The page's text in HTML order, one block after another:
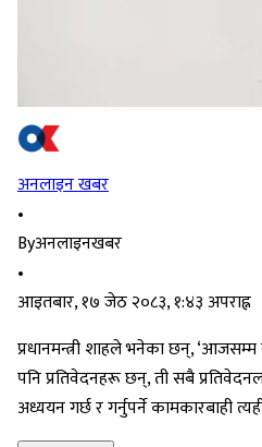
अनलाइन खबर
•
Byअनलाइनखबर
•
आइतबार, १७ जेठ २०८३, १:४३ अपराह्न
प्रधानमन्त्री शाहले भनेका छन्,
पनि प्रतिवेदनहरू छन्, ती सबै
अध्ययन गर्छ र गर्नुपर्ने कामकारबाही